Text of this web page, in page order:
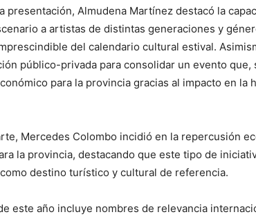
presentación, Almudena Martínez destacó la
a artistas de distintas generaciones y
del calendario cultural estival.
público-privada para consolidar un evento
para la provincia gracias al impacto en la
Mercedes Colombo incidió en la repercusión
la provincia, destacando que este tipo de
destino turístico y cultural de referencia.
este año incluye nombres de relevancia